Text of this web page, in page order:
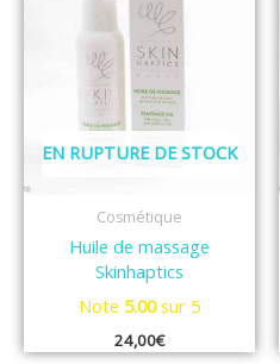
EN RUPTURE DE STOCK
Cosmétique
Huile de massage
Skinhaptics
Note 5.00sur 5
24,00€